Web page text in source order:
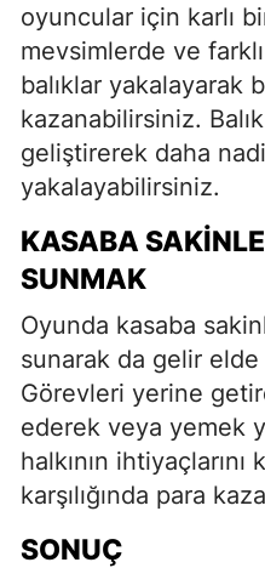
oyuncular için karlı
mevsimlerde ve
balıklar yakalayarak
kazanabilirsiniz.
geliştirerek daha
yakalayabilirsiniz.
KASABA
SUNMAK
Oyunda kasaba
sunarak da gelir
Görevleri yerine
ederek veya yemek
halkının ihtiyaçlarını
karşılığında para
SONUÇ